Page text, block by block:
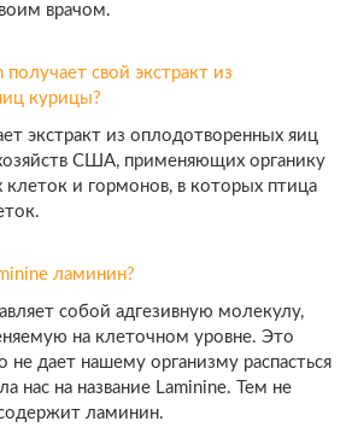
врачом.
свой экстракт из
курицы?
экстракт из оплодотворенных яиц
США, применяющих органику
и гормонов, в которых птица
ламинин?
собой адгезивную молекулу,
на клеточном уровне. Это
не дает нашему организму распасться
нас на название Laminine. Тем не
ламинин.